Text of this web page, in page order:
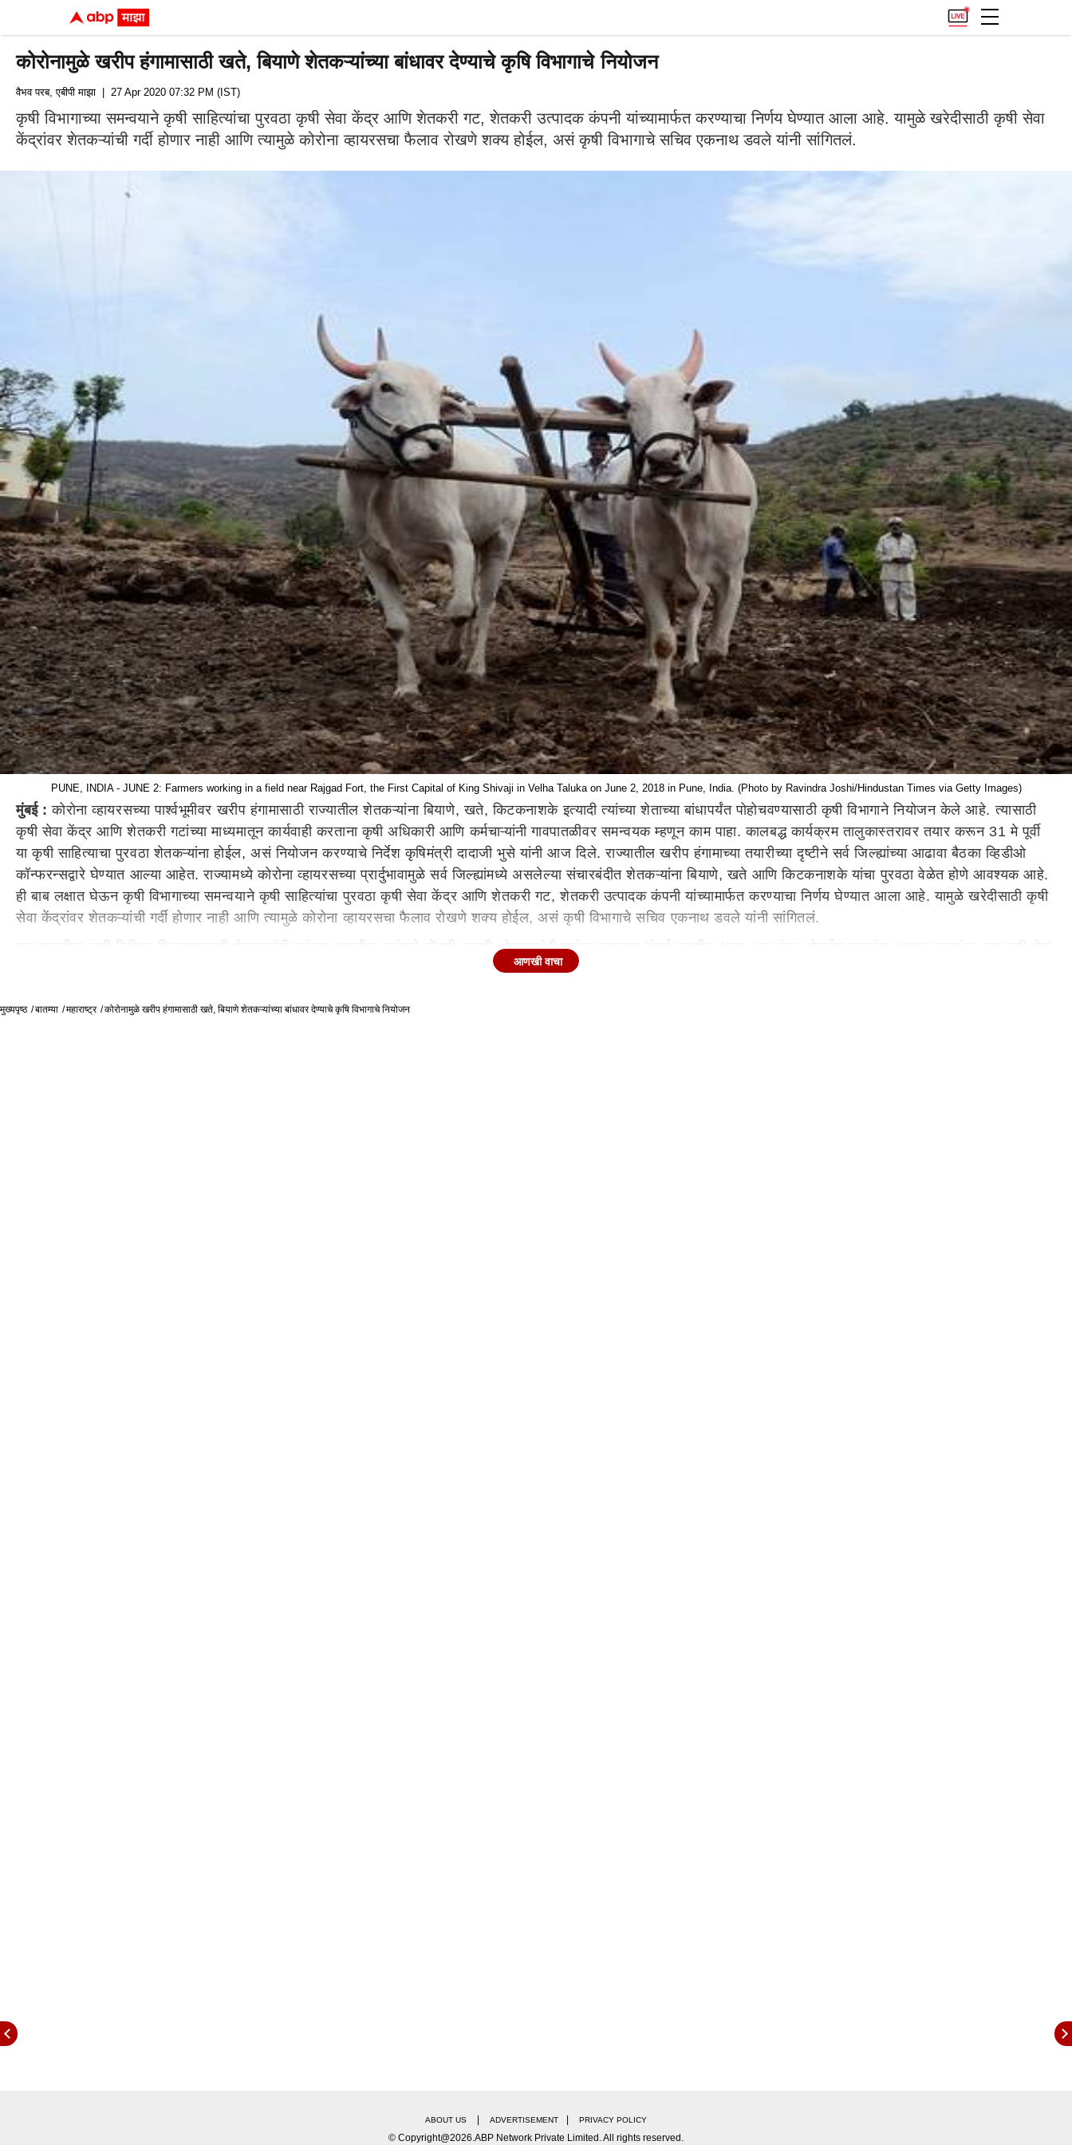
कोरोनामुळे खरीप हंगामासाठी खते, बियाणे शेतकऱ्यांच्या बांधावर देण्याचे कृषि विभागाचे नियोजन
वैभव परब, एबीपी माझा | 27 Apr 2020 07:32 PM (IST)
कृषी विभागाच्या समन्वयाने कृषी साहित्यांचा पुरवठा कृषी सेवा केंद्र आणि शेतकरी गट, शेतकरी उत्पादक कंपनी यांच्यामार्फत करण्याचा निर्णय घेण्यात आला आहे. यामुळे खरेदीसाठी कृषी सेवा
केंद्रांवर शेतकऱ्यांची गर्दी होणार नाही आणि त्यामुळे कोरोना व्हायरसचा फैलाव रोखणे शक्य होईल, असं कृषी विभागाचे सचिव एकनाथ डवले यांनी सांगितलं.
PUNE, INDIA - JUNE 2: Farmers working in a field near Rajgad Fort, the First Capital of King Shivaji in Velha Taluka on June 2, 2018 in Pune, India. (Photo by Ravindra Joshi/Hindustan Times via Getty Images)
मुंबई : कोरोना व्हायरसच्या पार्श्वभूमीवर खरीप हंगामासाठी राज्यातील शेतकऱ्यांना बियाणे, खते, किटकनाशके इत्यादी त्यांच्या शेताच्या बांधापर्यंत पोहोचवण्यासाठी कृषी विभागाने नियोजन केले आहे. त्यासाठी
कृषी सेवा केंद्र आणि शेतकरी गटांच्या माध्यमातून कार्यवाही करताना कृषी अधिकारी आणि कर्मचाऱ्यांनी गावपातळीवर समन्वयक म्हणून काम पाहा. कालबद्ध कार्यक्रम तालुकास्तरावर तयार करून 31 मे पूर्वी
या कृषी साहित्याचा पुरवठा शेतकऱ्यांना होईल, असं नियोजन करण्याचे निर्देश कृषिमंत्री दादाजी भुसे यांनी आज दिले. राज्यातील खरीप हंगामाच्या तयारीच्या दृष्टीने सर्व जिल्ह्यांच्या आढावा बैठका व्हिडीओ
कॉन्फरन्सद्वारे घेण्यात आल्या आहेत. राज्यामध्ये कोरोना व्हायरसच्या प्रार्दुभावामुळे सर्व जिल्ह्यांमध्ये असलेल्या संचारबंदीत शेतकऱ्यांना बियाणे, खते आणि किटकनाशके यांचा पुरवठा वेळेत होणे आवश्यक आहे.
ही बाब लक्षात घेऊन कृषी विभागाच्या समन्वयाने कृषी साहित्यांचा पुरवठा कृषी सेवा केंद्र आणि शेतकरी गट, शेतकरी उत्पादक कंपनी यांच्यामार्फत करण्याचा निर्णय घेण्यात आला आहे. यामुळे खरेदीसाठी कृषी
सेवा केंद्रांवर शेतकऱ्यांची गर्दी होणार नाही आणि त्यामुळे कोरोना व्हायरसचा फैलाव रोखणे शक्य होईल, असं कृषी विभागाचे सचिव एकनाथ डवले यांनी सांगितलं.
गाव पातळीवर कृषी निविष्ठा मिळवण्यासाठी शेतकऱ्यांनी त्यांच्या भागातील गटांकडे नोंदणी करावी. शेतकऱ्यांनी त्यांच्या नावासह संपूर्ण तपशील (पत्ता, गट नंबर, मोबाईल क्रमांक, आधार क्रमांक, ज्या कृषी सेवा
केंद्रामधून निविष्ठा खरेदी कराययी त्याचे नाव आणि आवश्यक निविष्ठा) यांची मागणी गटाकडे नोंदवायची आहे. यासाठी क्षेत्रीय स्तरावरील कृषी सहाय्यक, कृषी पर्यवेक्षक, मंडळ कृषी अधिकारी समन्वयक
शेतकरी गट प्रमुख नोंदणीनुसार बियाणे, खते, किटकनाशकांची खरेदी करतील. खरेदीच्या प्रक्रियेत पारदर्शकता असावी यासाठी कृषि अधिकारी कर्मचाऱ्यांनी व्हिडीओ कॉलद्वारे शेतकरी आणि कृषी निविष्ठा
आणखी वाचा
मुख्यपृष्ठ बातम्या महाराष्ट्र कोरोनामुळे खरीप हंगामासाठी खते, बियाणे शेतकऱ्यांच्या बांधावर देण्याचे कृषि विभागाचे नियोजन
ABOUT US ADVERTISEMENT PRIVACY POLICY
© Copyright@2026.ABP Network Private Limited. All rights reserved.